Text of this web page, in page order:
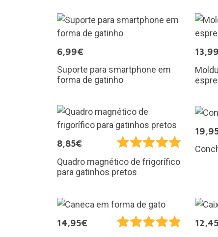
6,99€
Suporte para smartphone em
forma de gatinho
8,85€
Quadro magnético de frigorífico
para gatinhos pretos
14,95€